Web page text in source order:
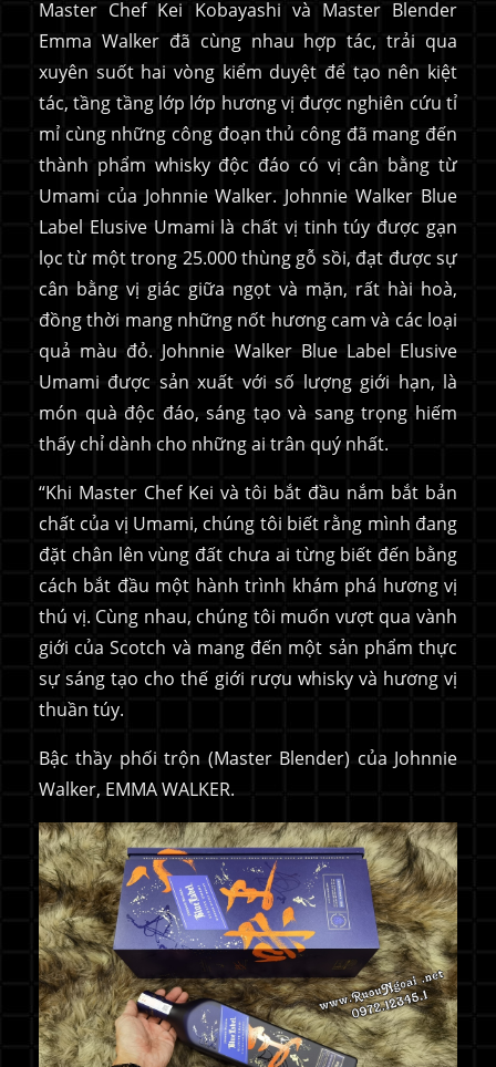
Master Chef Kei Kobayashi và Master Blender
Emma Walker đã cùng nhau hợp tác, trải qua
xuyên suốt hai vòng kiểm duyệt để tạo nên kiệt
tác, tầng tầng lớp lớp hương vị được nghiên cứu tỉ
mỉ cùng những công đoạn thủ công đã mang đến
thành phẩm whisky độc đáo có vị cân bằng từ
Umami của Johnnie Walker. Johnnie Walker Blue
Label Elusive Umami là chất vị tinh túy được gạn
lọc từ một trong 25.000 thùng gỗ sồi, đạt được sự
cân bằng vị giác giữa ngọt và mặn, rất hài hoà,
đồng thời mang những nốt hương cam và các loại
quả màu đỏ. Johnnie Walker Blue Label Elusive
Umami được sản xuất với số lượng giới hạn, là
món quà độc đáo, sáng tạo và sang trọng hiếm
thấy chỉ dành cho những ai trân quý nhất.
“Khi Master Chef Kei và tôi bắt đầu nắm bắt bản
chất của vị Umami, chúng tôi biết rằng mình đang
đặt chân lên vùng đất chưa ai từng biết đến bằng
cách bắt đầu một hành trình khám phá hương vị
thú vị. Cùng nhau, chúng tôi muốn vượt qua vành
giới của Scotch và mang đến một sản phẩm thực
sự sáng tạo cho thế giới rượu whisky và hương vị
thuần túy.
Bậc thầy phối trộn (Master Blender) của Johnnie
Walker, EMMA WALKER.